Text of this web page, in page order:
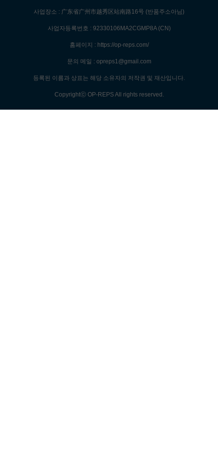
사업장소 : 广东省广州市越秀区站南路16号 (반품주소아님)
사업자등록번호 : 92330106MA2CGMP8A (CN)
홈페이지 : https://op-reps.com/
문의 메일 : opreps1@gmail.com
등록된 이름과 상표는 해당 소유자의 저작권 및 재산입니다.
Copyrightⓒ OP-REPS All rights reserved.